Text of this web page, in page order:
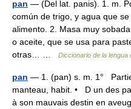
pan — (Del lat. panis). 1. m.
común de trigo, y agua que
alimento. 2. Masa muy
o aceite, que se usa para
otras… …
Diccionario de la lengua
pan — 1. (pan) s. m. 1°
manteau, habit. • D un des
à son mauvais destin en